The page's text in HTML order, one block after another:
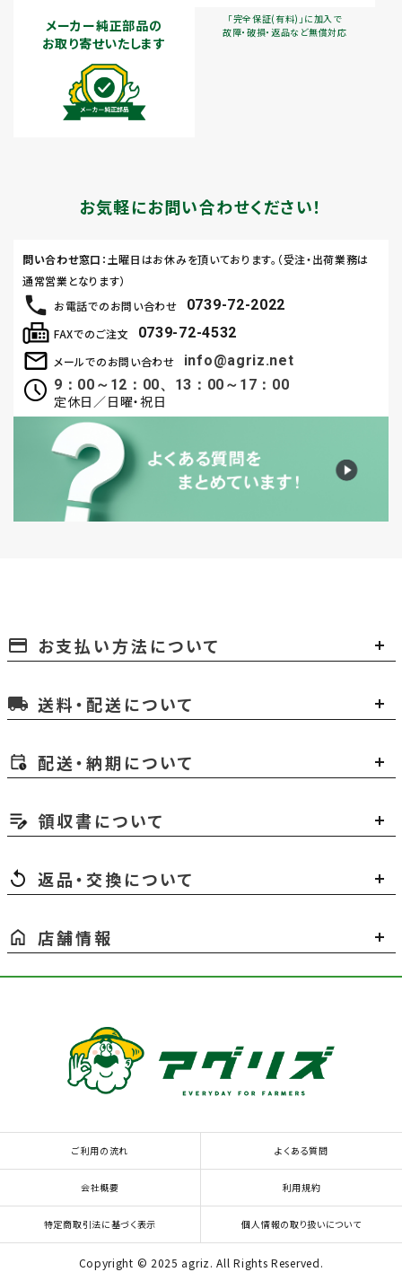
「完全保証(有料)」に加入で
故障・破損・返品など無償対応
メーカー純正部品の
お取り寄せいたします
お気軽にお問い合わせください！
お電話でのお問い合わせ 0739-72-2022
メールでのお問い合わせ
info@agriz.net
9：00～12：00、13：00～17：00
定休日／日曜・祝日
FAXでのご注文 0739-72-4532
問い合わせ窓口 ：土曜日はお休みを頂いております。（受注・出荷業務は
通常営業となります）
payment お支払い方法について
local_shipping 送料・配送について
配送・納期について
領収書について
返品・交換について
店舗情報
ご利用の流れ よくある質問
会社概要 利用規約
特定商取引法に基づく表示 個人情報の取り扱いについて
Copyright © 2025 agriz. All Rights Reserved.